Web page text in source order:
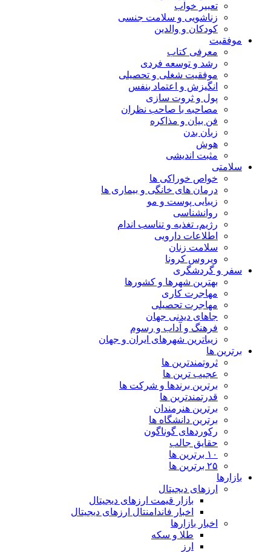
تعبیر خواب
زناشویی و سلامت جنسی
کودکان و والدین
موفقیت
معرفی کتاب
رشد و توسعه فردی
موفقیت شغلی و تحصیلی
انگیزش و اعتماد بنفس
پول و ثروت سازی
مصاحبه با صاحب نظران
فن بیان و مذاکره
زبان بدن
هوش
مثبت اندیشی
سلامتی
خواص خوراکی ها
درمان های خانگی و بیماری ها
زیبایی پوست و مو
روانشناسی
رژیم، تغذیه و تناسب اندام
اطلاعات دارویی
سلامت زنان
ویروس کرونا
سفر و گردشگری
بهترین شهرها و کشورها
مهاجرت کاری
مهاجرت تحصیلی
جاهای دیدنی جهان
فرهنگ و آداب و رسوم
زیباترین شهرهای ایران و جهان
برترین ها
ثروتمندترین ها
عجیب ترین ها
برترین برندها و شرکت ها
قدرتمندترین ها
برترین هنرمندان
برترین دانشگاه ها
رکوردهای گوناگون
حقایق جالب
۱۰ برترین ها
۲۵ برترین ها
بازارها
ارزهای دیجیتال
بازار قیمت ارزهای دیجیتال
اخبار فاندامنتال ارزهای دیجیتال
اخبار بازارها
طلا و سکه
ارز